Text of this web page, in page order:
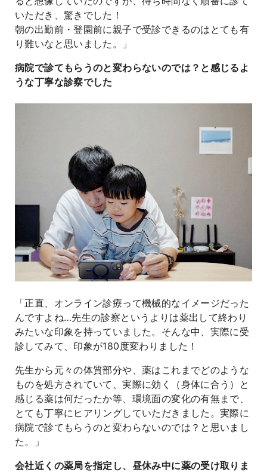
いただき、驚きでした！
朝の出勤前・登園前に親子で受診できるのはとても有
り難いなと思いました。」
病院で診てもらうのと変わらないのでは？と感じるよ
うな丁寧な診察でした
「正直、オンライン診療って機械的なイメージだった
んですよね…先生の診察というよりは薬出して終わり
みたいな印象を持っていました。そんな中、実際に受
診してみて、印象が180度変わりました！
先生から元々の体質部分や、薬はこれまでどのような
ものを処方されていて、実際に効く（身体に合う）と
感じる薬は何だったか等、環境面の変化の有無まで、
とても丁寧にヒアリングしていただきました。実際に
病院で診てもらうのと変わらないのでは？と思いまし
た。」
会社近くの薬局を指定し、昼休み中に薬の受け取りま